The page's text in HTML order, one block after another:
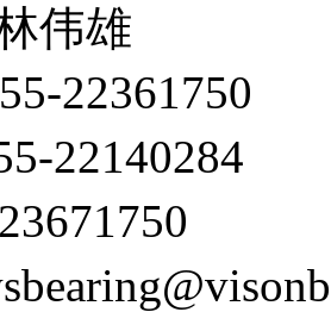
伟雄
22361750
22140284